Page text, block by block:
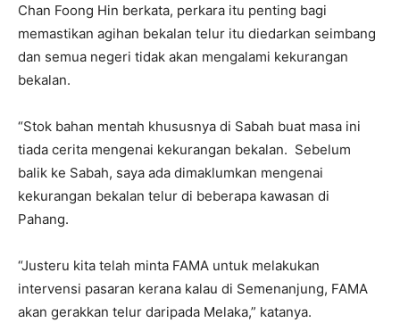
Chan Foong Hin berkata, perkara itu penting bagi
memastikan agihan bekalan telur itu diedarkan seimbang
dan semua negeri tidak akan mengalami kekurangan
bekalan.
“Stok bahan mentah khususnya di Sabah buat masa ini
tiada cerita mengenai kekurangan bekalan. Sebelum
balik ke Sabah, saya ada dimaklumkan mengenai
kekurangan bekalan telur di beberapa kawasan di
Pahang.
“Justeru kita telah minta FAMA untuk melakukan
intervensi pasaran kerana kalau di Semenanjung, FAMA
akan gerakkan telur daripada Melaka,” katanya.